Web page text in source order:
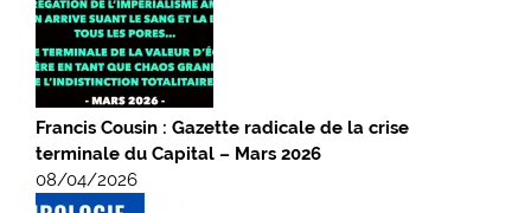
Francis Cousin : Gazette radicale de la crise
terminale du Capital – Mars 2026
08/04/2026